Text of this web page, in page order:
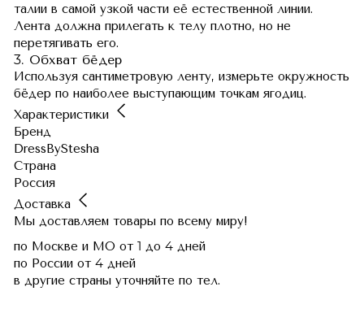
талии в самой узкой части её естественной линии.
Лента должна прилегать к телу плотно, но не
перетягивать его.
3. Обхват бёдер
Используя сантиметровую ленту, измерьте окружность
бёдер по наиболее выступающим точкам ягодиц.
Характеристики
Бренд
DressByStesha
Страна
Россия
Доставка
Мы доставляем товары по всему миру!
по Москве и МО от 1 до 4 дней
по России от 4 дней
в другие страны уточняйте по тел.